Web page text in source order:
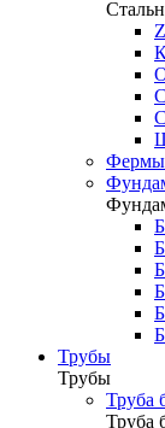
Фермы
Трубы
Трубы
Труба
Труба